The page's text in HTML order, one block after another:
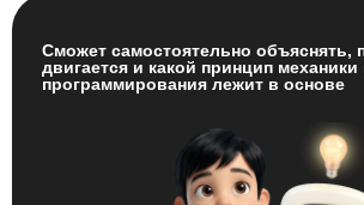
Сможет самостоятельно объяснять,
двигается и какой принцип механики
программирования лежит в основе